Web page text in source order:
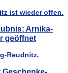
Arnika-
geöffnet